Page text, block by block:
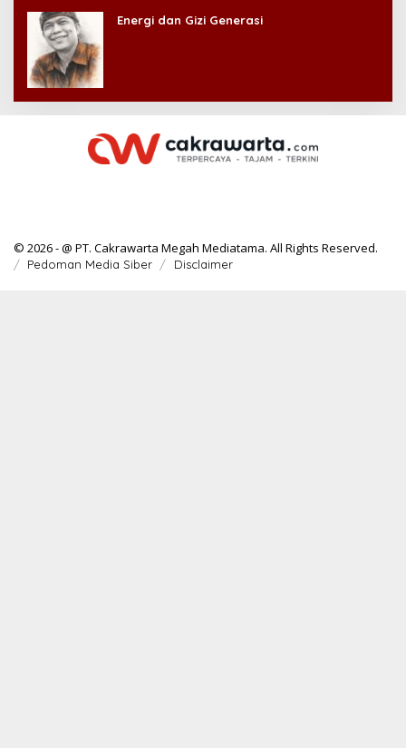
Energi dan Gizi Generasi
© 2026 - @ PT. Cakrawarta Megah Mediatama. All Rights Reserved.
Pedoman Media Siber Disclaimer